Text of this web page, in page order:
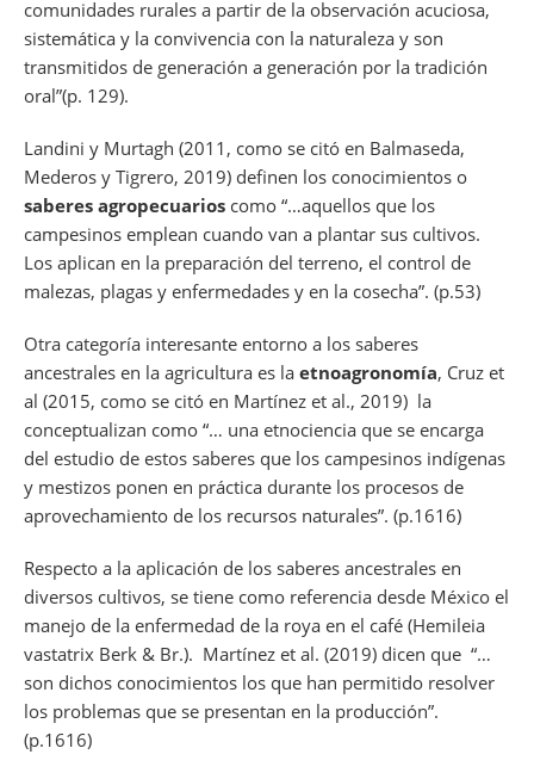
comunidades rurales a partir de la observación acuciosa,
sistemática y la convivencia con la naturaleza y son
transmitidos de generación a generación por la tradición
oral”(p. 129).
Landini y Murtagh (2011, como se citó en Balmaseda,
Mederos y Tigrero, 2019) definen los conocimientos o
saberes agropecuarios como “…aquellos que los
campesinos emplean cuando van a plantar sus cultivos.
Los aplican en la preparación del terreno, el control de
malezas, plagas y enfermedades y en la cosecha”. (p.53)
Otra categoría interesante entorno a los saberes
ancestrales en la agricultura es la etnoagronomía, Cruz et
al (2015, como se citó en Martínez et al., 2019) la
conceptualizan como “… una etnociencia que se encarga
del estudio de estos saberes que los campesinos indígenas
y mestizos ponen en práctica durante los procesos de
aprovechamiento de los recursos naturales”. (p.1616)
Respecto a la aplicación de los saberes ancestrales en
diversos cultivos, se tiene como referencia desde México el
manejo de la enfermedad de la roya en el café (Hemileia
vastatrix Berk & Br.). Martínez et al. (2019) dicen que “…
son dichos conocimientos los que han permitido resolver
los problemas que se presentan en la producción”.
(p.1616)